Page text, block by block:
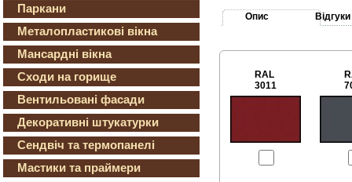
Паркани
Металопластикові вікна
Мансардні вікна
Сходи на горище
Вентильовані фасади
Декоративні штукатурки
Сендвіч та термопанелі
Мастики та праймери
Опис Відгуки
RAL
3011